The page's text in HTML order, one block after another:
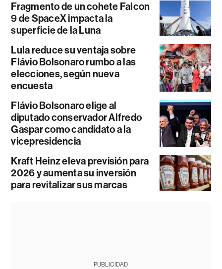
Fragmento de un cohete Falcon
9 de SpaceX impacta la
superficie de la Luna
Lula reduce su ventaja sobre
Flávio Bolsonaro rumbo a las
elecciones, según nueva
encuesta
Flávio Bolsonaro elige al
diputado conservador Alfredo
Gaspar como candidato a la
vicepresidencia
Kraft Heinz eleva previsión para
2026 y aumenta su inversión
para revitalizar sus marcas
PUBLICIDAD